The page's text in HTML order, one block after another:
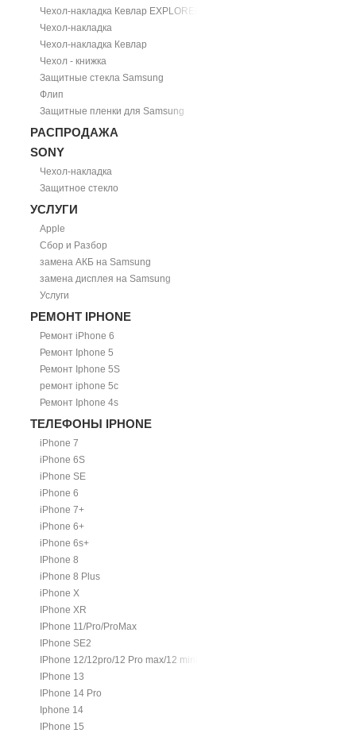
Чехол-накладка Кевлар EXPLORER
Чехол-накладка
Чехол-накладка Кевлар
Чехол - книжка
Защитные стекла Samsung
Флип
Защитные пленки для Samsung
РАСПРОДАЖА
SONY
Чехол-накладка
Защитное стекло
УСЛУГИ
Apple
Сбор и Разбор
замена АКБ на Samsung
замена дисплея на Samsung
Услуги
РЕМОНТ IPHONE
Ремонт iPhone 6
Ремонт Iphone 5
Ремонт Iphone 5S
ремонт iphone 5c
Ремонт Iphone 4s
ТЕЛЕФОНЫ IPHONE
iPhone 7
iPhone 6S
iPhone SE
iPhone 6
iPhone 7+
iPhone 6+
iPhone 6s+
IPhone 8
iPhone 8 Plus
iPhone X
IPhone XR
IPhone 11/Pro/ProMax
IPhone SE2
IPhone 12/12pro/12 Pro max/12 mini.
IPhone 13
IPhone 14 Pro
Iphone 14
IPhone 15